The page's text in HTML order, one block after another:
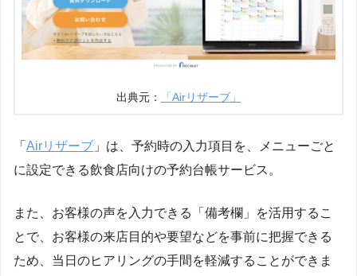
出典元： 「Airリザーブ」
「 Airリザーブ 」は、予約時の入力項目を、メニューごと
に設定できる飲食店向けの予約台帳サービス。
また、お客様の声を入力できる「備考欄」を活用するこ
とで、お客様の来店目的や要望などを事前に把握できる
ため、当日のヒアリングの手間を軽減することができま